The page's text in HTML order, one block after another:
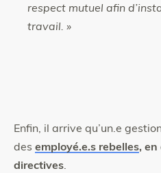
respect mutuel afin
travail. »
Enfin, il arrive qu’un.e
des employé.e.s rebelles, en
directives.